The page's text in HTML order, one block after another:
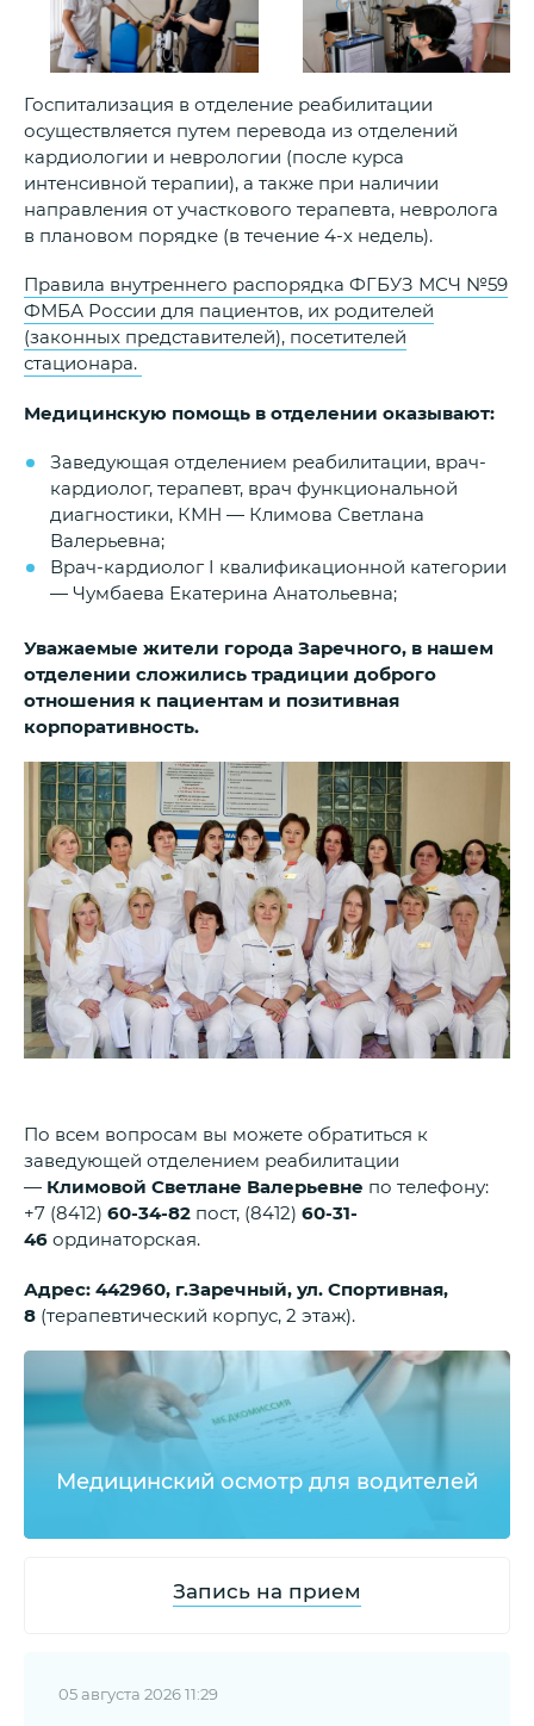
Госпитализация в отделение реабилитации
осуществляется путем перевода из отделений
кардиологии и неврологии (после курса
интенсивной терапии), а также при наличии
направления от участкового терапевта, невролога
в плановом порядке (в течение 4-х недель).
Правила внутреннего распорядка ФГБУЗ МСЧ №59
ФМБА России для пациентов, их родителей
(законных представителей), посетителей
стационара.
Медицинскую помощь в отделении оказывают:
Заведующая отделением реабилитации, врач-
кардиолог, терапевт, врач функциональной
диагностики, КМН — Климова Светлана
Валерьевна;
Врач-кардиолог I квалификационной категории
— Чумбаева Екатерина Анатольевна;
Уважаемые жители города Заречного, в нашем
отделении сложились традиции доброго
отношения к пациентам и позитивная
корпоративность.
По всем вопросам вы можете обратиться к
заведующей отделением реабилитации
— Климовой Светлане Валерьевне по телефону:
+7 (8412) 60-34-82 пост, (8412) 60-31-
46 ординаторская.
Адрес: 442960, г.Заречный, ул. Спортивная,
8 (терапевтический корпус, 2 этаж).
Медицинский осмотр для водителей
Запись на прием
05 августа 2026 11:29